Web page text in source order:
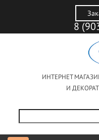
8
ИНТЕРНЕТ
И